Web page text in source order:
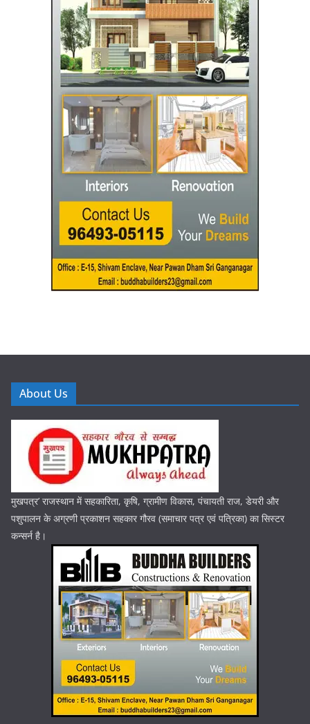
About Us
मुखपत्र’ राजस्थान में सहकारिता, कृषि, ग्रामीण विकास, पंचायती राज, डेयरी और
पशुपालन के अग्रणी प्रकाशन सहकार गौरव (समाचार पत्र एवं पत्रिका) का सिस्टर
कन्सर्न है।